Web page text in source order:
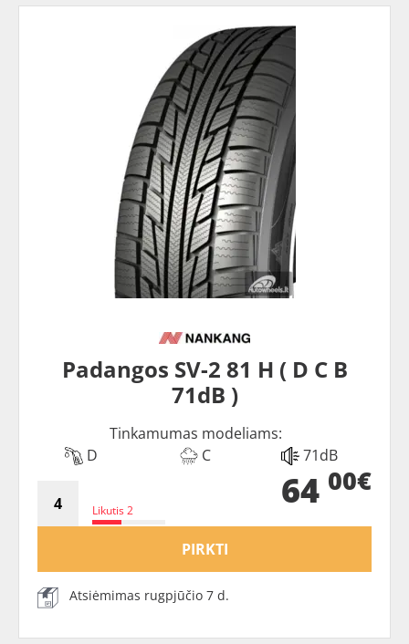
Padangos SV-2 81 H ( D C B
71dB )
Tinkamumas modeliams:
D
C 71dB
Likutis 2 64 00€
PIRKTI
Atsiėmimas rugpjūčio 7 d.